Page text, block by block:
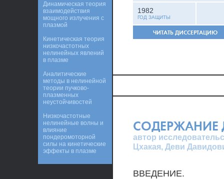
1982
ГОД ЗАЩИТЫ
ЧИТАТЬ ДИССЕРТАЦИЮ
СОДЕРЖАНИЕ
автор
Цхакая, Деви
ВВЕДЕНИЕ.
Динамическая теория
взаимодействия
мощного излучения с
плазмой
Кинетическая теория
низкочастотных
нелинейных явлений
в плазме
Аналитические
методы в нелинейной
теории пучково-
плазменных
неустойчивостей
Низкочастотные
нелинейные волны и
влияние
пондеромоторной
силы на кинетические
эффекты в плазме